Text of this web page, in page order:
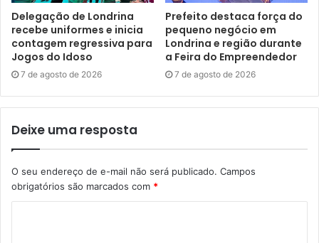
Gostei
Etiquetas Aedes aegypti
caminhões UBV
Diretoria de Vigilância em Saúde
Endemias Fumacê
inseticida
Delegação de Londrina
recebe uniformes e inicia
contagem regressiva para
Jogos do Idoso
7 de agosto de 2026
Prefeito destaca força do
pequeno negócio em
Londrina e região durante
a Feira do Empreendedor
7 de agosto de 2026
Deixe uma resposta
O seu endereço de e-mail não será publicado. Campos
obrigatórios são marcados com *